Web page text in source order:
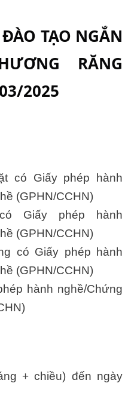
TẠO NGẮN
RĂNG
2025
có Giấy phép hành
(GPHN/CCHN)
Giấy phép hành
(GPHN/CCHN)
có Giấy phép hành
(GPHN/CCHN)
hành nghề/Chứng
+ chiều) đến ngày